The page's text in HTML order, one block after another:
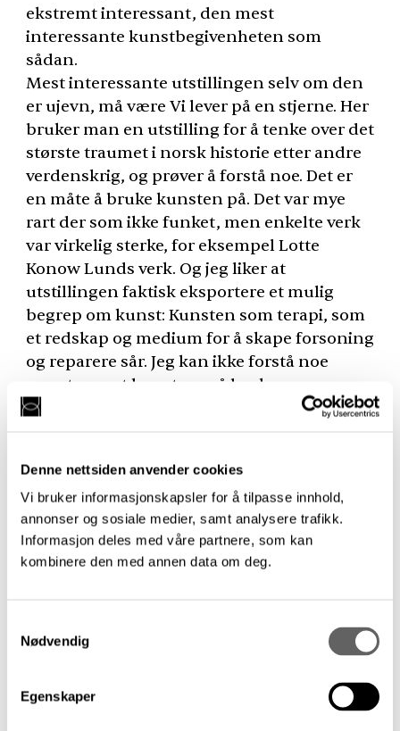
Denne nettsiden anvender cookies
Vi bruker informasjonskapsler for å tilpasse innhold,
annonser og sosiale medier, samt analysere trafikk.
Informasjon deles med våre partnere, som kan
kombinere den med annen data om deg.
Nødvendig
Egenskaper
ekstremt interessant, den mest
interessante kunstbegivenheten som
sådan.
Mest interessante utstillingen selv om den
er ujevn, må være Vi lever på en stjerne. Her
bruker man en utstilling for å tenke over det
største traumet i norsk historie etter andre
verdenskrig, og prøver å forstå noe. Det er
en måte å bruke kunsten på. Det var mye
rart der som ikke funket, men enkelte verk
var virkelig sterke, for eksempel Lotte
Konow Lunds verk. Og jeg liker at
utstillingen faktisk eksportere et mulig
begrep om kunst: Kunsten som terapi, som
et redskap og medium for å skape forsoning
og reparere sår. Jeg kan ikke forstå noe
annet enn at kunsten må brukes, og
kanskje alltid ha et element av noe
viktigste kunstbegivenheten, fordi den
satte i gang en samtale som stakk så dypt.
Men den beste utstillingen var Vi lever på
en stjerne.
Ellers kan jeg nevne et par andre
som Dahl og Friedrich. Og det var
igjen. Jeg likte også godt hvordan
Munchmuseet kombinerte Munch og